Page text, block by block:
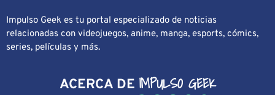
Impulso Geek es tu portal especializado de noticias
relacionadas con videojuegos, anime, manga, esports, cómics,
series, películas y más.
ACERCA DE IMPULSO GEEK